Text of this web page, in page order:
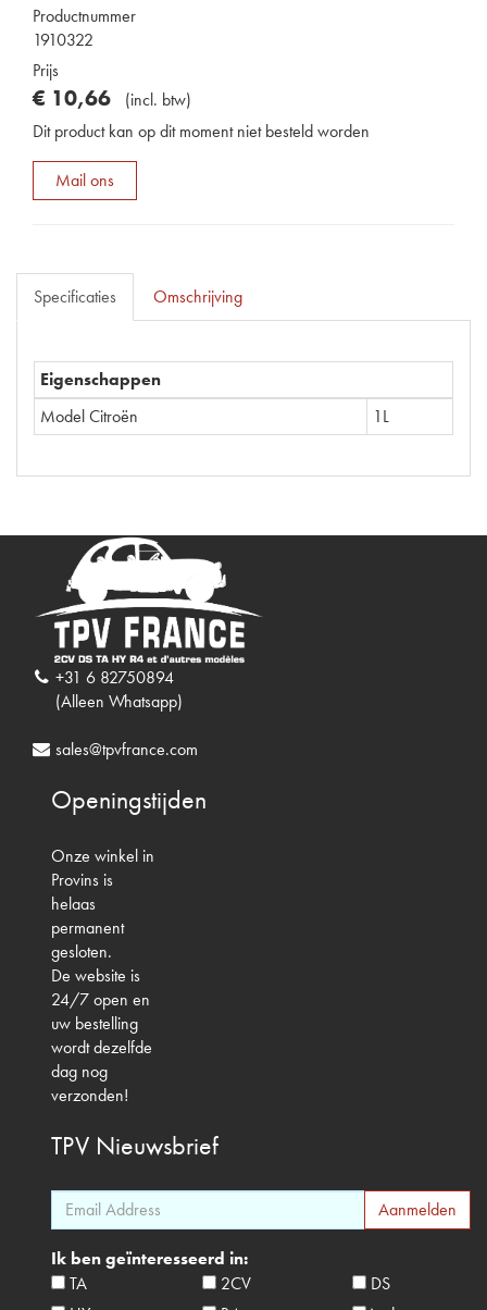
Productnummer
1910322
Prijs
€ 10,66 (incl. btw)
Dit product kan op dit moment niet besteld worden
Mail ons
Specificaties Omschrijving
Eigenschappen
Model Citroën
1L
+31 6 82750894
(Alleen Whatsapp)
sales@tpvfrance.com
Openingstijden
Onze winkel in
Provins is
helaas
permanent
gesloten.
De website is
24/7 open en
uw bestelling
wordt dezelfde
dag nog
verzonden!
TPV Nieuwsbrief
Ik ben geïnteresseerd in:
TA
2CV
DS